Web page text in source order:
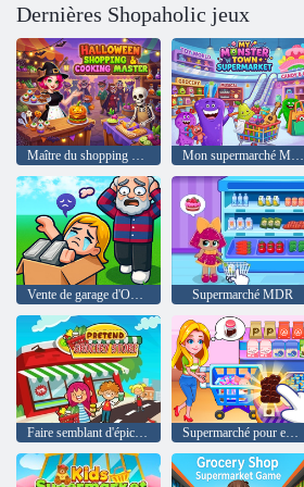
Dernières Shopaholic jeux
Maître du shopping et de la cuisine d'Halloween Mon supermarché Monster Town
Supermarché MDR
Faire semblant d'épicerie Supermarché pour enfants